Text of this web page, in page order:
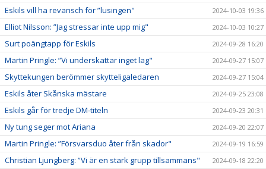
Eskils vill ha revansch för ”lusingen" 2024-10-03 19:36
Elliot Nilsson: ”Jag stressar inte upp mig" 2024-10-03 10:27
Surt poängtapp för Eskils 2024-09-28 16:20
Martin Pringle: ”Vi underskattar inget lag" 2024-09-27 15:07
Skyttekungen berömmer skytteligaledaren 2024-09-27 15:04
Eskils åter Skånska mästare 2024-09-25 23:08
Eskils går för tredje DM-titeln 2024-09-23 20:31
Ny tung seger mot Ariana 2024-09-20 22:07
Martin Pringle: ”Försvarsduo åter från skador" 2024-09-19 16:59
Christian Ljungberg: ”Vi är en stark grupp tillsammans" 2024-09-18 22:20